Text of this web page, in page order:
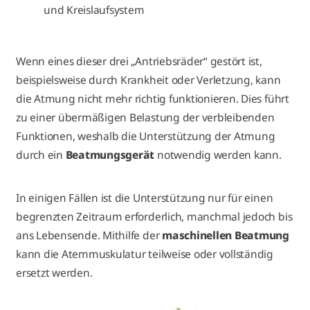
und Kreislaufsystem
Wenn eines dieser drei „Antriebsräder“ gestört ist,
beispielsweise durch Krankheit oder Verletzung, kann
die Atmung nicht mehr richtig funktionieren. Dies führt
zu einer übermäßigen Belastung der verbleibenden
Funktionen, weshalb die Unterstützung der Atmung
durch ein Beatmungsgerät notwendig werden kann.
In einigen Fällen ist die Unterstützung nur für einen
begrenzten Zeitraum erforderlich, manchmal jedoch bis
ans Lebensende. Mithilfe dermaschinellen Beatmung
kann die Atemmuskulatur teilweise oder vollständig
ersetzt werden.